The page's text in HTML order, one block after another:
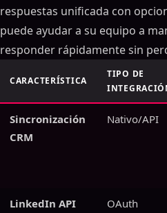
respuestas unificada con
puede ayudar a su equipo a
responder rápidamente sin
CARACTERÍSTICA
TIPO DE
Sincronización
CRM
Nativo/API
LinkedIn API
OAuth